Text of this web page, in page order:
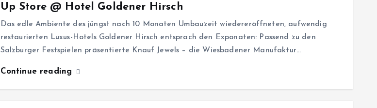
Up Store @ Hotel Goldener Hirsch
Das edle Ambiente des jüngst nach 10 Monaten Umbauzeit wiedereröffneten, aufwendig
restaurierten Luxus-Hotels Goldener Hirsch entsprach den Exponaten: Passend zu den
Salzburger Festspielen präsentierte Knauf Jewels – die Wiesbadener Manufaktur…
Continue reading